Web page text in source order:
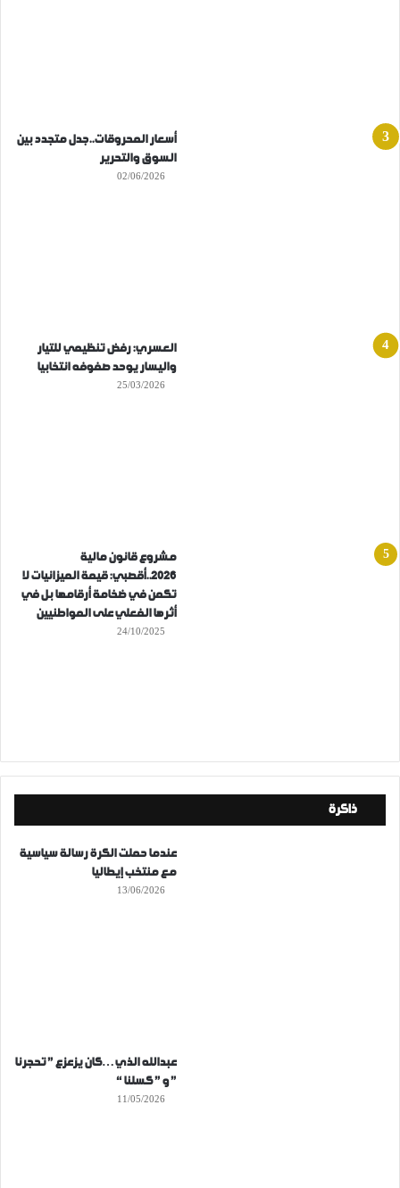
أسعار المحروقات..جدل متجدد بين
السوق والتحرير
02/06/2026
العسري: رفض تنظيمي للتيار
واليسار يوحد صفوفه انتخابيا
25/03/2026
مشروع قانون مالية
2026..أقصبي: قيمة الميزانيات لا
تكمن في ضخامة أرقامها بل في
أثرها الفعلي على المواطنيين
24/10/2025
ذاكرة
عندما حملت الكرة رسالة سياسية
مع منتخب إيطاليا
13/06/2026
عبدالله الذي…كان يزعزع ” تحجرنا
” و ” كسلنا “
11/05/2026